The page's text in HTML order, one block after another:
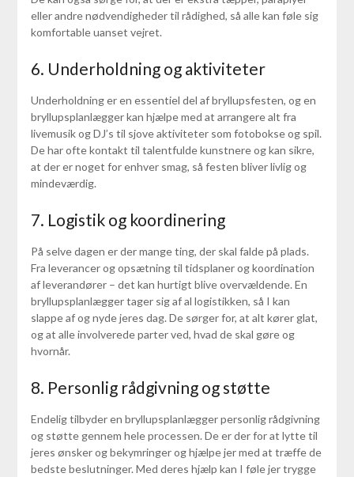
eller andre nødvendigheder til rådighed, så alle kan føle sig
komfortable uanset vejret.
6. Underholdning og aktiviteter
Underholdning er en essentiel del af bryllupsfesten, og en
bryllupsplanlægger kan hjælpe med at arrangere alt fra
livemusik og DJ’s til sjove aktiviteter som fotobokse og spil.
De har ofte kontakt til talentfulde kunstnere og kan sikre,
at der er noget for enhver smag, så festen bliver livlig og
mindeværdig.
7. Logistik og koordinering
På selve dagen er der mange ting, der skal falde på plads.
Fra leverancer og opsætning til tidsplaner og koordination
af leverandører – det kan hurtigt blive overvældende. En
bryllupsplanlægger tager sig af al logistikken, så I kan
slappe af og nyde jeres dag. De sørger for, at alt kører glat,
og at alle involverede parter ved, hvad de skal gøre og
hvornår.
8. Personlig rådgivning og støtte
Endelig tilbyder en bryllupsplanlægger personlig rådgivning
og støtte gennem hele processen. De er der for at lytte til
jeres ønsker og bekymringer og hjælpe jer med at træffe de
bedste beslutninger. Med deres hjælp kan I føle jer trygge